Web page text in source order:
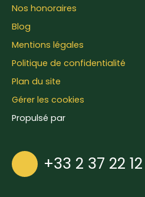
Nos honoraires
Blog
Mentions légales
Politique de confidentialité
Plan du site
Gérer les cookies
Propulsé par
+33 2 37 22